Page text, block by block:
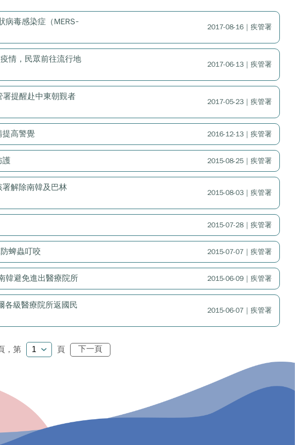
病毒感染症（MERS­
2017-08-16｜疾管署
情，民眾前往流行地
2017-06-13｜疾管署
署提醒赴中東朝覲者
2017-05-23｜疾管署
提高警覺 2016-12-13｜疾管署
護 2015-08-25｜疾管署
解除南韓及巴林
2015-08-03｜疾管署
2015-07-28｜疾管署
蜱蟲叮咬 2015-07-07｜疾管署
韓避免進出醫療院所 2015-06-09｜疾管署
各級醫療院所返國民
2015-06-07｜疾管署
第 頁 下一頁